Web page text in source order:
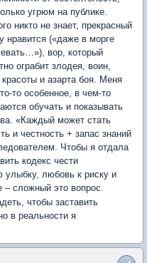
угрюм на публике.
никто не знает, прекрасный
нравится («даже в морге
вор, который
ограбит злодея, воин,
и азарта боя. Меня
то особенное, в чем-то
обучать и показывать
«Каждый может стать
и честность + запас знаний
Чтобы я отдала
кодекс чести
улыбку, любовь к риску и
сложный это вопрос.
чтобы заставить
в реальности я